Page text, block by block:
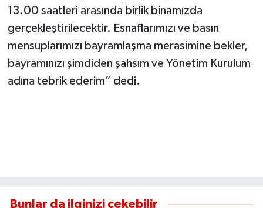
13.00 saatleri arasında birlik binamızda
gerçekleştirilecektir. Esnaflarımızı ve basın
mensuplarımızı bayramlaşma merasimine bekler,
bayramınızı şimdiden şahsım ve Yönetim Kurulum
adına tebrik ederim” dedi.
Bunlar da ilginizi çekebilir